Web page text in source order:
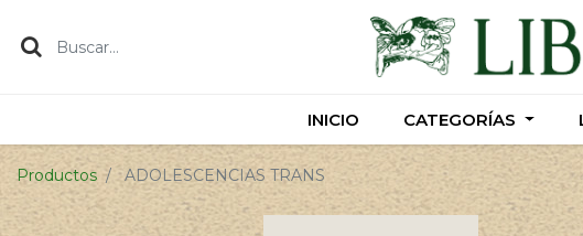
INICIO CATEGORÍAS
INICIO CATEGORÍAS
Productos ADOLESCENCIAS TRANS